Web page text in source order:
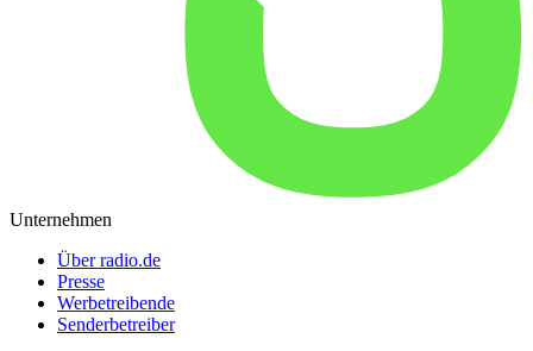
Unternehmen
Über radio.de
Presse
Werbetreibende
Senderbetreiber